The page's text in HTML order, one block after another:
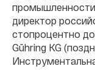
промышленности
директор
стопроцентно
Gühring KG